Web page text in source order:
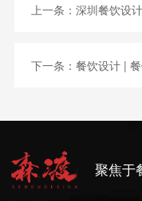
上一条： 深圳餐饮设
下一条： 餐饮设计 |
聚焦于